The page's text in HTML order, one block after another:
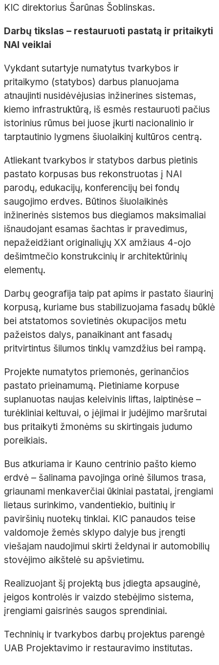
KIC direktorius Šarūnas Šoblinskas.
Darbų tikslas – restauruoti pastatą ir pritaikyti
NAI veiklai
Vykdant sutartyje numatytus tvarkybos ir
pritaikymo (statybos) darbus planuojama
atnaujinti nusidėvėjusias inžinerines sistemas,
kiemo infrastruktūrą, iš esmės restauruoti pačius
istorinius rūmus bei juose įkurti nacionalinio ir
tarptautinio lygmens šiuolaikinį kultūros centrą.
Atliekant tvarkybos ir statybos darbus pietinis
pastato korpusas bus rekonstruotas į NAI
parodų, edukacijų, konferencijų bei fondų
saugojimo erdves. Būtinos šiuolaikinės
inžinerinės sistemos bus diegiamos maksimaliai
išnaudojant esamas šachtas ir pravedimus,
nepažeidžiant originaliųjų XX amžiaus 4-ojo
dešimtmečio konstrukcinių ir architektūrinių
elementų.
Darbų geografija taip pat apims ir pastato šiaurinį
korpusą, kuriame bus stabilizuojama fasadų būklė
bei atstatomos sovietinės okupacijos metu
pažeistos dalys, panaikinant ant fasadų
pritvirtintus šilumos tinklų vamzdžius bei rampą.
Projekte numatytos priemonės, gerinančios
pastato prieinamumą. Pietiniame korpuse
suplanuotas naujas keleivinis liftas, laiptinėse –
turėkliniai keltuvai, o įėjimai ir judėjimo maršrutai
bus pritaikyti žmonėms su skirtingais judumo
poreikiais.
Bus atkuriama ir Kauno centrinio pašto kiemo
erdvė – šalinama pavojinga orinė šilumos trasa,
griaunami menkaverčiai ūkiniai pastatai, įrengiami
lietaus surinkimo, vandentiekio, buitinių ir
paviršinių nuotekų tinklai. KIC panaudos teise
valdomoje žemės sklypo dalyje bus įrengti
viešajam naudojimui skirti želdynai ir automobilių
stovėjimo aikštelė su apšvietimu.
Realizuojant šį projektą bus įdiegta apsauginė,
įeigos kontrolės ir vaizdo stebėjimo sistema,
įrengiami gaisrinės saugos sprendiniai.
Techninių ir tvarkybos darbų projektus parengė
UAB Projektavimo ir restauravimo institutas.